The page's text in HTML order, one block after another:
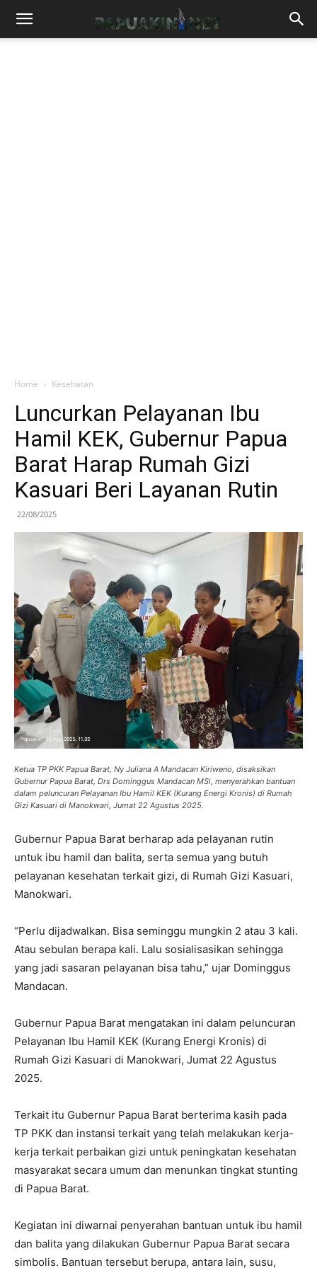
Home Kesehatan
Luncurkan Pelayanan Ibu
Hamil KEK, Gubernur Papua
Barat Harap Rumah Gizi
Kasuari Beri Layanan Rutin
22/08/2025
Ketua TP PKK Papua Barat, Ny Juliana A Mandacan Kiriweno, disaksikan
Gubernur Papua Barat, Drs Dominggus Mandacan MSi, menyerahkan bantuan
dalam peluncuran Pelayanan Ibu Hamil KEK (Kurang Energi Kronis) di Rumah
Gizi Kasuari di Manokwari, Jumat 22 Agustus 2025.
Gubernur Papua Barat berharap ada pelayanan rutin
untuk ibu hamil dan balita, serta semua yang butuh
pelayanan kesehatan terkait gizi, di Rumah Gizi Kasuari,
Manokwari.
“Perlu dijadwalkan. Bisa seminggu mungkin 2 atau 3 kali.
Atau sebulan berapa kali. Lalu sosialisasikan sehingga
yang jadi sasaran pelayanan bisa tahu,” ujar Dominggus
Mandacan.
Gubernur Papua Barat mengatakan ini dalam peluncuran
Pelayanan Ibu Hamil KEK (Kurang Energi Kronis) di
Rumah Gizi Kasuari di Manokwari, Jumat 22 Agustus
2025.
Terkait itu Gubernur Papua Barat berterima kasih pada
TP PKK dan instansi terkait yang telah melakukan kerja-
kerja terkait perbaikan gizi untuk peningkatan kesehatan
masyarakat secara umum dan menunkan tingkat stunting
di Papua Barat.
Kegiatan ini diwarnai penyerahan bantuan untuk ibu hamil
dan balita yang dilakukan Gubernur Papua Barat secara
simbolis. Bantuan tersebut berupa, antara lain, susu,